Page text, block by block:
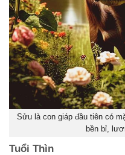
Sửu là con giáp đầu tiên có
bền bỉ,
Tuổi Thìn